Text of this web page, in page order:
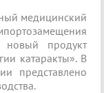
медицинский
продукт
катаракты». В
представлено